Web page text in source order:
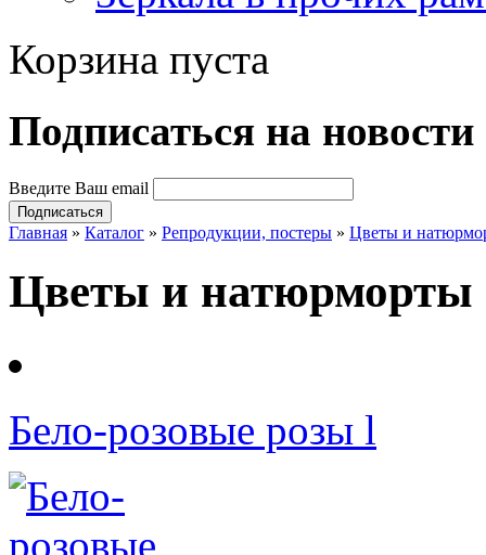
Корзина пуста
Подпиcаться на новости
Введите Ваш email
Главная » Каталог » Репродукции, постеры » Цветы и
Цветы и натюрморты
Бело-розовые розы l